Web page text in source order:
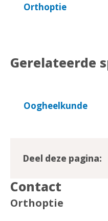
Contact
Orthoptie
Orthoptie
Gerelateerde
Oogheelkunde
Deel deze pagina: